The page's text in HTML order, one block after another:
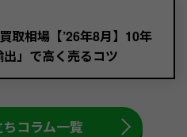
取相場【’26年8月】10年
」で高く売るコツ
コラム一覧